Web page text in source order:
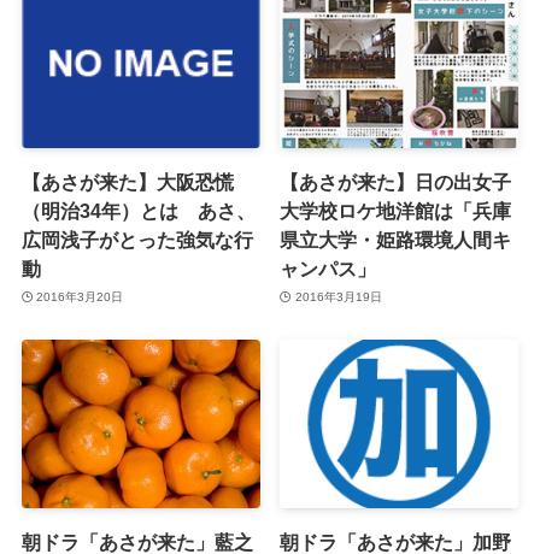
【あさが来た】大阪恐慌
（明治34年）とは あさ、
広岡浅子がとった強気な行
動
2016年3月20日
【あさが来た】日の出女子
大学校ロケ地洋館は「兵庫
県立大学・姫路環境人間キ
ャンパス」
2016年3月19日
朝ドラ「あさが来た」藍之
朝ドラ「あさが来た」加野